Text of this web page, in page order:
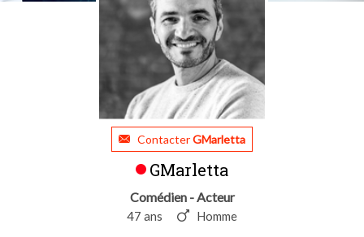
ContacterGMarletta
GMarletta
Comédien - Acteur
47 ans Homme